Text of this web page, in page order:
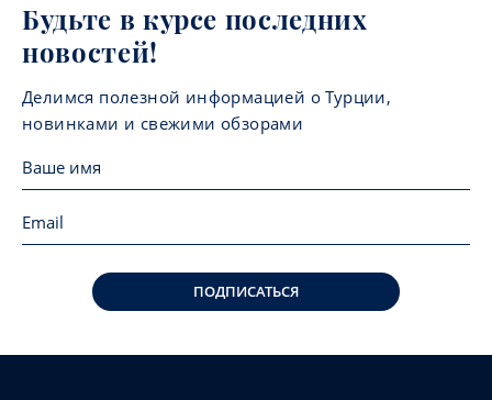
Будьте в курсе последних
новостей!
Делимся полезной информацией о Турции,
новинками и свежими обзорами
ПОДПИСАТЬСЯ